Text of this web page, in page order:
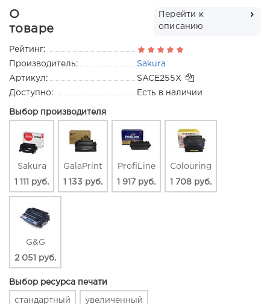
О
товаре
Перейти к
описанию
Рейтинг:
Производитель:
Sakura
Артикул:
SACE255X
Доступно:
Есть в наличии
Выбор производителя
Sakura
1 111 руб.
GalaPrint
1 133 руб.
ProfiLine
1 917 руб.
Colouring
1 708 руб.
G&G
2 051 руб.
Выбор ресурса печати
стандартный увеличенный